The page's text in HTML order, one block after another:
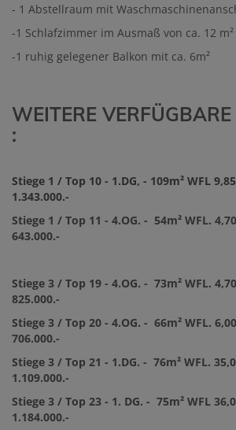
- 1 Abstellraum mit
-1 Schlafzimmer im Ausmaß von ca. 12 m²
-1 ruhig gelegener Balkon mit ca. 6m²
WEITERE
:
Stiege 1 / Top 10 - 1.DG, - 109m² WFL
1.343.000.-
Stiege 1 / Top 11 - 4.OG. - 54m² WFL.
643.000.-
Stiege 3 / Top 19 - 4.OG. - 73m² WFL.
825.000.-
Stiege 3 / Top 20 - 4.OG. - 66m² WFL.
706.000.-
Stiege 3 / Top 21 - 1.DG. - 76m² WFL.
1.109.000.-
Stiege 3 / Top 23 - 1. DG. - 75m² WFL
1.184.000.-